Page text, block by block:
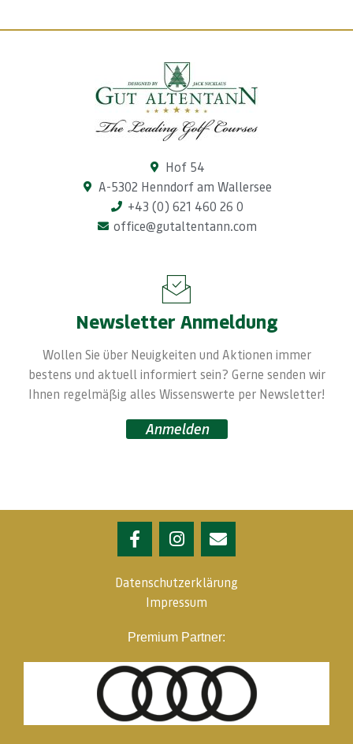
Hof 54
A-5302 Henndorf am Wallersee
+43 (0) 621 460 26 0
office@gutaltentann.com
Newsletter Anmeldung
Wollen Sie über Neuigkeiten und Aktionen immer
bestens und aktuell informiert sein? Gerne senden wir
Ihnen regelmäßig alles Wissenswerte per Newsletter!
Anmelden
Datenschutzerklärung
Impressum
Premium Partner: